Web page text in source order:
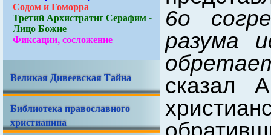
Содом и Гоморра
Третий Архистратиг Серафим -
Лицо Божие
Фиксации, сосложение
Великая Дивеевская Тайна
Библиотека православного
христианина
6о
разума
сказал